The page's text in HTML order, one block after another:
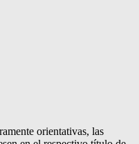
orientativas, las